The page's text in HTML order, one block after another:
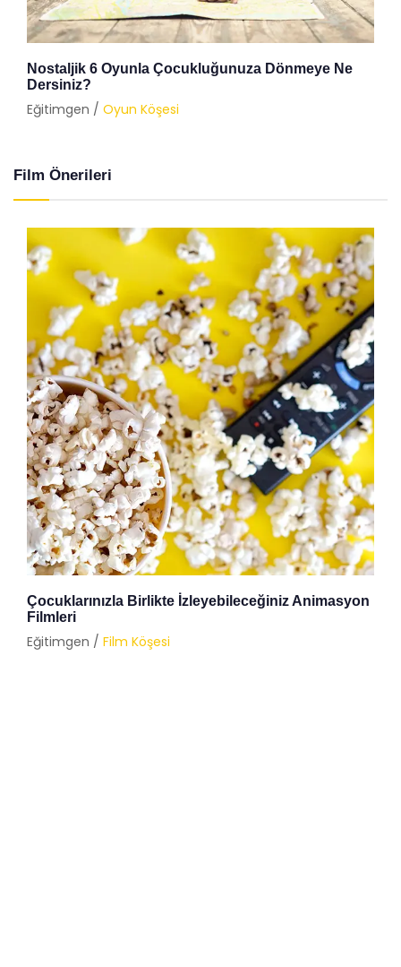
Nostaljik 6 Oyunla Çocukluğunuza Dönmeye Ne
Dersiniz?
Eğitimgen / Oyun Köşesi
Film Önerileri
Çocuklarınızla Birlikte İzleyebileceğiniz Animasyon
Filmleri
Eğitimgen / Film Köşesi